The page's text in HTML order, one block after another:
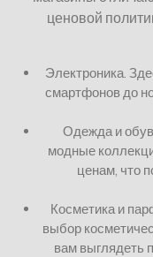
ценовой
Электроника.
смартфонов до
Одежда и
модные
ценам, что
Косметика и
выбор
вам выглядеть